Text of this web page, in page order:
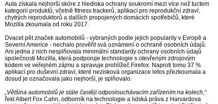
Auta získala nejhorší skóre z hlediska ochrany soukromí mezi více než tuctem
kategorií produktů, včetně fitness trackerů, aplikací pro reprodukční zdraví,
chytrých reproduktorů a dalších propojených domácích spotřebičů, které
Mozilla zkoumala od roku 2017.
Dvacet pět značek automobilů - vybraných podle jejich popularity v Evropě a
Severní Americe - nechalo prověřit svá oznámení o ochraně osobních údajů.
Ani jedna z nich nesplňovala minimální standardy ochrany osobních údajů
společnosti Mozilla, která podporuje technologie s otevřeným zdrojovým
kódem ve veřejném zájmu a spravuje prohlížeč Firefox. Naproti tomu 37 %
aplikací pro duševní zdraví, které nezisková organizace letos přezkoumala a
dosud je označovala jako nejhorší, je splňovalo.
„Většina automobilů je stále častěji odposlouchávacím zařízením na kolech,“
řekl Albert Fox Cahn, odborník na technologie a lidská práva z Harvardova